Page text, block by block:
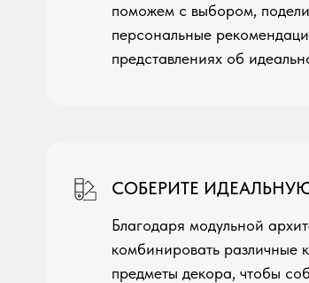
поможем с выбором,
персональные
представлениях об
СОБЕРИТЕ
Благодаря модульной
комбинировать
предметы декора, чтобы